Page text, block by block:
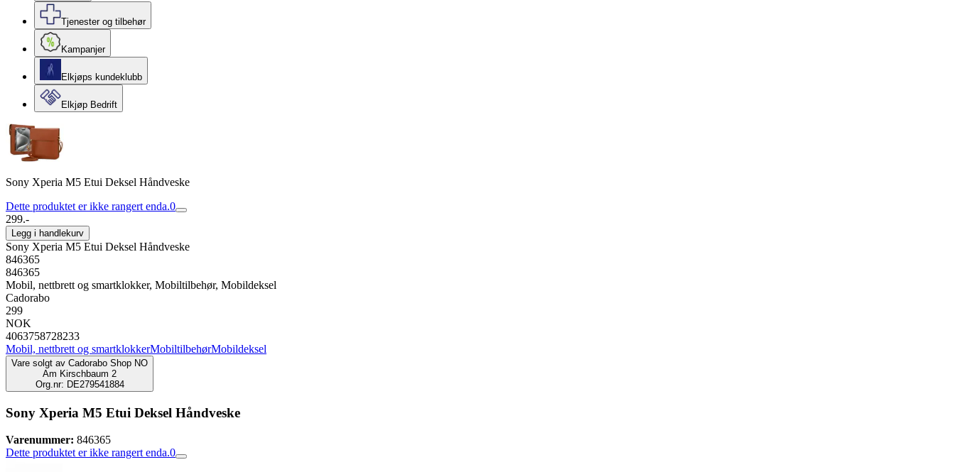
Tjenester og tilbehør
Kampanjer
Elkjøps kundeklubb
Elkjøp Bedrift
Sony Xperia M5 Etui Deksel Håndveske
Dette produktet er ikke rangert enda.0
299.-
Legg i handlekurv
Sony Xperia M5 Etui Deksel Håndveske
846365
846365
Mobil, nettbrett og smartklokker, Mobiltilbehør, Mobildeksel
Cadorabo
299
NOK
4063758728233
Mobil, nettbrett og smartklokkerMobiltilbehørMobildeksel
Vare solgt av Cadorabo Shop NO
Am Kirschbaum 2
Org.nr: DE279541884
Sony Xperia M5 Etui Deksel Håndveske
Varenummer: 846365
Dette produktet er ikke rangert enda.0